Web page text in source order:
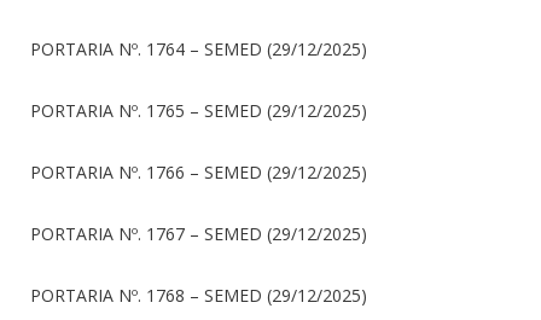
PORTARIA Nº. 1764 – SEMED (29/12/2025)
PORTARIA Nº. 1765 – SEMED (29/12/2025)
PORTARIA Nº. 1766 – SEMED (29/12/2025)
PORTARIA Nº. 1767 – SEMED (29/12/2025)
PORTARIA Nº. 1768 – SEMED (29/12/2025)